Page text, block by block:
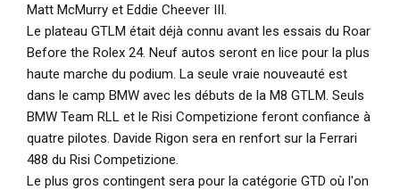
Matt McMurry et Eddie Cheever III.
Le plateau GTLM était déjà connu avant les essais du Roar
Before the Rolex 24. Neuf autos seront en lice pour la plus
haute marche du podium. La seule vraie nouveauté est
dans le camp BMW avec les débuts de la M8 GTLM. Seuls
BMW Team RLL et le Risi Competizione feront confiance à
quatre pilotes. Davide Rigon sera en renfort sur la Ferrari
488 du Risi Competizione.
Le plus gros contingent sera pour la catégorie GTD où l'on